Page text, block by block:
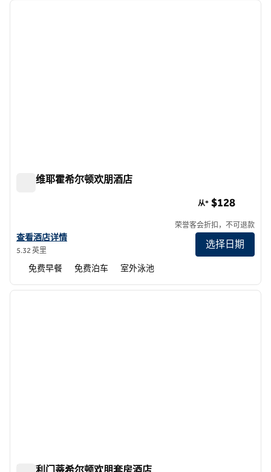
1/12
下一
米申维耶霍希尔顿欢朋酒店
查看欢朋 Mission Viejo 的酒店详情
查看酒店详情
5.32 英里
从* $128
荣誉客会折扣，不可退款
选择日期
免费早餐 免费泊车 室外泳池
1/12
下一